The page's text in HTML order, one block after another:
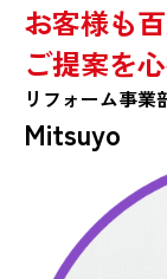
お客様も
ご提案を
リフォーム事業
Mitsuyo